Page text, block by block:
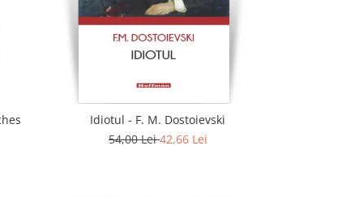
Idiotul - F. M. Dostoievski
54,00 Lei42,66 Lei